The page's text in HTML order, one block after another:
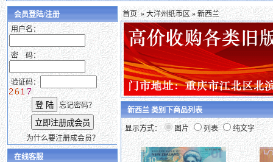
会员登陆/注册
用户名：
密 码：
验证码：
忘记密码？
为什么要注册成会员？
在线客服
首页»大洋州纸币区» 新西兰
新西兰 类别下商品列表
显示方式： 图片 列表 纯文字